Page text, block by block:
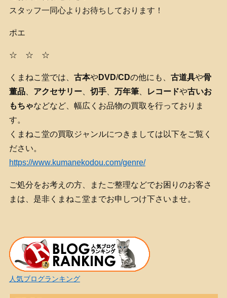
スタッフ一同心よりお待ちしております！
ポエ
☆ ☆ ☆
くまねこ堂では、 古本やDVD/CDの他にも、 古道具や骨
董品、 アクセサリー、 切手、 万年筆、 レコードや古いお
もちゃなどなど、幅広くお品物の買取を行っておりま
す。
くまねこ堂の買取ジャンルにつきましては以下をご覧く
ださい。
https://www.kumanekodou.com/genre/
ご処分をお考えの方、またご整理などでお困りのお客さ
まは、是非くまねこ堂までお申しつけ下さいませ。
人気ブログランキング